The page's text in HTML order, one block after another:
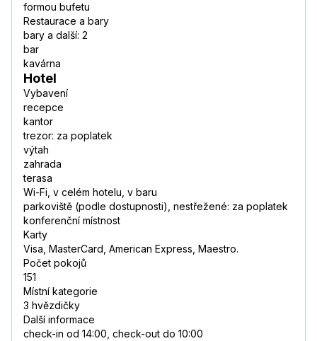
formou bufetu
Restaurace a bary
bary a další: 2
bar
kavárna
Hotel
Vybavení
recepce
kantor
trezor: za poplatek
výtah
zahrada
terasa
Wi-Fi, v celém hotelu, v baru
parkoviště (podle dostupnosti), nestřežené: za poplatek
konferenční místnost
Karty
Visa, MasterCard, American Express, Maestro.
Počet pokojů
151
Místní kategorie
3 hvězdičky
Další informace
check-in od 14:00, check-out do 10:00